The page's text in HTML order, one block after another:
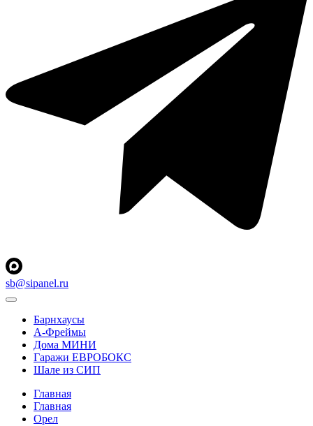
sb@sipanel.ru
Барнхаусы
А-Фреймы
Дома МИНИ
Гаражи ЕВРОБОКС
Шале из СИП
Главная
Главная
Орел